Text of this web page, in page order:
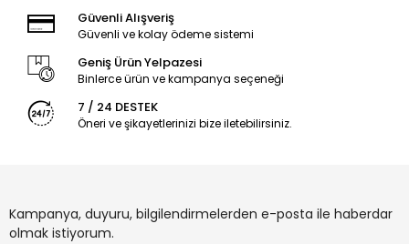
Güvenli Alışveriş
Güvenli ve kolay ödeme sistemi
Geniş Ürün Yelpazesi
Binlerce ürün ve kampanya seçeneği
7 / 24 DESTEK
Öneri ve şikayetlerinizi bize iletebilirsiniz.
Kampanya, duyuru, bilgilendirmelerden e-posta ile haberdar
olmak istiyorum.